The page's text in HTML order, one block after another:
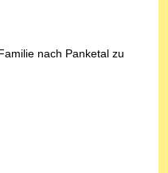
nach Panketal zu